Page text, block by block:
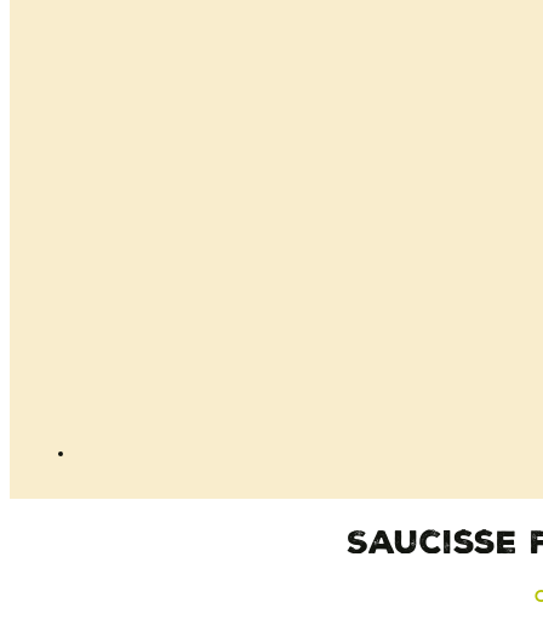
Saucisse